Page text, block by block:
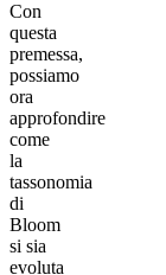
Con
questa
premessa,
possiamo
ora
approfondire
come
la
tassonomia
di
Bloom
si sia
evoluta